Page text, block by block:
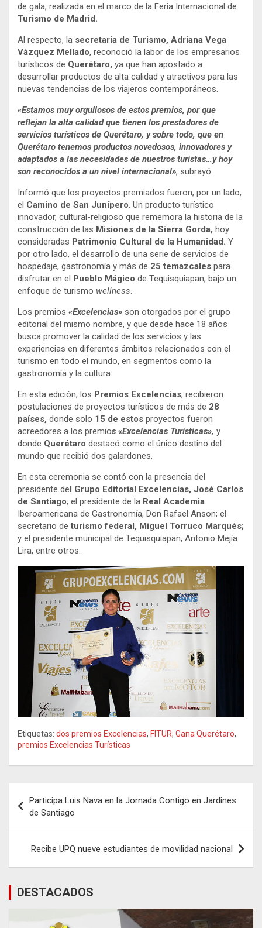
de gala, realizada en el marco de la Feria Internacional de
Turismo de Madrid.
Al respecto, la secretaria de Turismo, Adriana Vega
Vázquez Mellado, reconoció la labor de los empresarios
turísticos de Querétaro, ya que han apostado a
desarrollar productos de alta calidad y atractivos para las
nuevas tendencias de los viajeros contemporáneos.
«Estamos muy orgullosos de estos premios, por que
reflejan la alta calidad que tienen los prestadores de
servicios turísticos de Querétaro, y sobre todo, que en
Querétaro tenemos productos novedosos, innovadores y
adaptados a las necesidades de nuestros turistas…y hoy
son reconocidos a un nivel internacional», subrayó.
Informó que los proyectos premiados fueron, por un lado,
el Camino de San Junípero . Un producto turístico
innovador, cultural-religioso que rememora la historia de la
construcción de las Misiones de la Sierra Gorda, hoy
consideradas Patrimonio Cultural de la Humanidad. Y
por otro lado, el desarrollo de una serie de servicios de
hospedaje, gastronomía y más de 25 temazcales para
disfrutar en el Pueblo Mágico de Tequisquiapan, bajo un
enfoque de turismo wellness
Los premios «Excelencias» son otorgados por el grupo
editorial del mismo nombre, y que desde hace 18 años
busca promover la calidad de los servicios y las
experiencias en diferentes ámbitos relacionados con el
turismo en todo el mundo, en segmentos como la
gastronomía y la cultura.
En esta edición, los Premios Excelencias, recibieron
postulaciones de proyectos turísticos de más de 28
países, donde solo 15 de estos proyectos fueron
acreedores a los premios «Excelencias Turísticas», y
donde Querétaro destacó como el único destino del
mundo que recibió dos galardones.
En esta ceremonia se contó con la presencia del
presidente del Grupo Editorial Excelencias, José Carlos
de Santiago; el presidente de la Real Academia
Iberoamericana de Gastronomía, Don Rafael Anson; el
secretario de turismo federal, Miguel Torruco Marqués;
y el presidente municipal de Tequisquiapan, Antonio Mejía
Lira, entre otros.
Etiquetas: dos premios Excelencias, FITUR, Gana Querétaro,
premios Excelencias Turísticas
de
entradas
Participa Luis Nava en la Jornada Contigo en Jardines
de Santiago
Recibe UPQ nueve estudiantes de movilidad nacional
DESTACADOS